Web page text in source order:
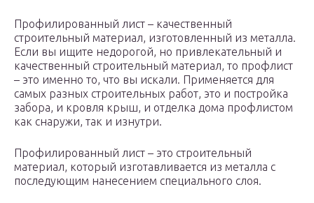
Профилированный лист – качественный
строительный материал, изготовленный из металла.
Если вы ищите недорогой, но привлекательный и
качественный строительный материал, то профлист
– это именно то, что вы искали. Применяется для
самых разных строительных работ, это и постройка
забора, и кровля крыш, и отделка дома профлистом
как снаружи, так и изнутри.
Профилированный лист – это строительный
материал, который изготавливается из металла с
последующим нанесением специального слоя.